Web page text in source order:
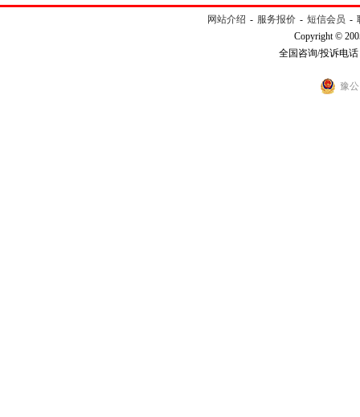
网站介绍 - 服务报价 - 短信会员 -
Copyright ©
全国咨询/投诉电话
豫